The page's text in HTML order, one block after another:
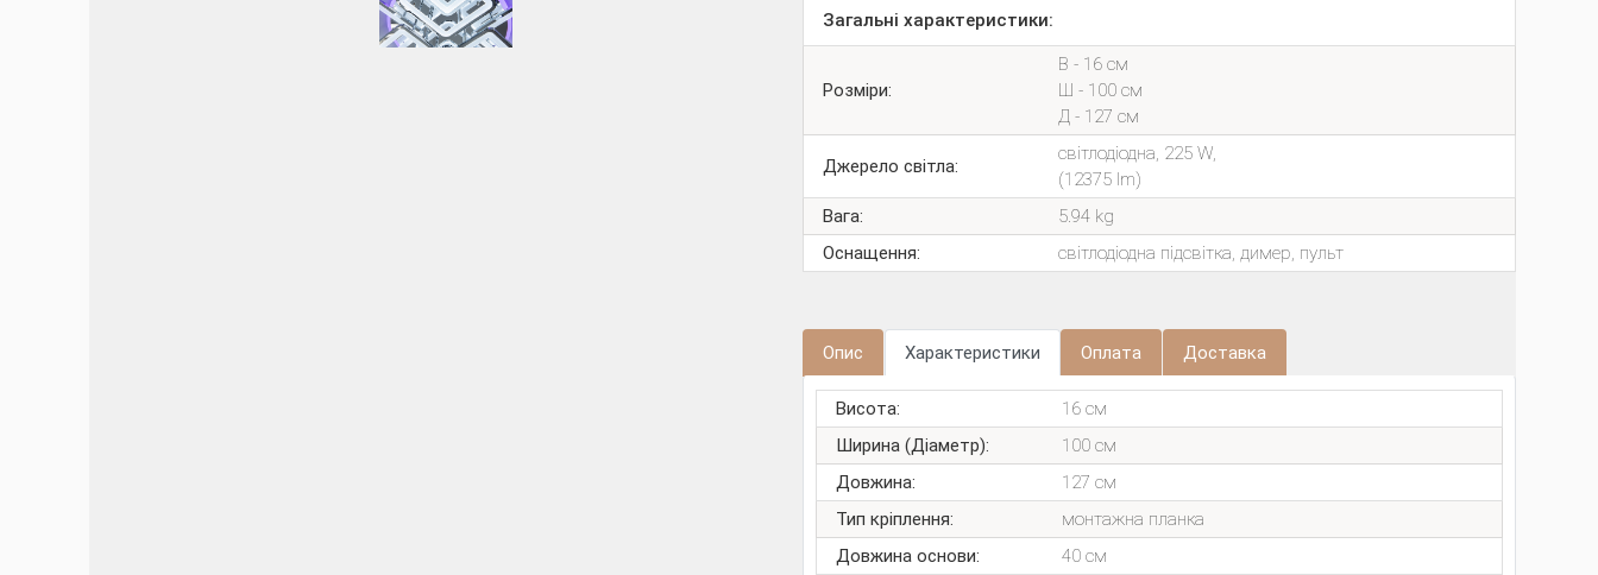
Загальні характеристики:
Розміри:
В - 16 см
Ш - 100 см
Д - 127 см
Джерело світла:
світлодіодна, 225 W,
(12375 lm)
Вага:
5.94 kg
Оснащення:
світлодіодна підсвітка, димер, пульт
Опис Характеристики Оплата Доставка
Висота:
16 см
Ширина (Діаметр):
100 см
Довжина:
127 см
Тип кріплення:
монтажна планка
Довжина основи:
40 см